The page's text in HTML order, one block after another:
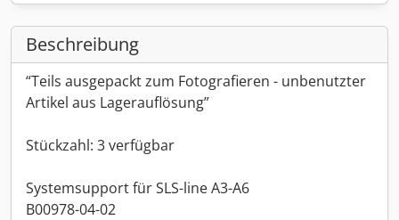
Beschreibung
“Teils ausgepackt zum Fotografieren - unbenutzter
Artikel aus Lagerauflösung”
Stückzahl: 3 verfügbar
Systemsupport für SLS-line A3-A6
B00978-04-02